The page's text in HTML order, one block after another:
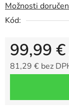
Možnosti
Kód:
99,99 €
81,29 € bez